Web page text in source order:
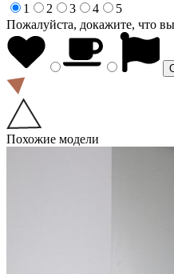
1
2 3 4
5
Пожалуйста, докажите, что
Похожие модели